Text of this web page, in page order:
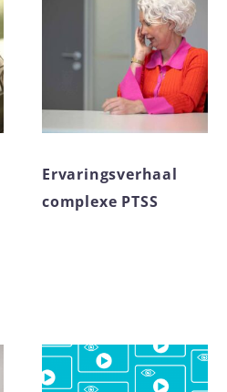
Ervaringsverhaal
complexe PTSS